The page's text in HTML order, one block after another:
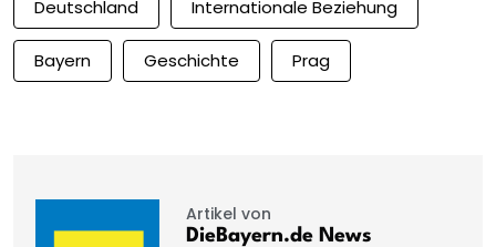
Deutschland Internationale Beziehung
Bayern Geschichte Prag
Artikel von
DieBayern.de News